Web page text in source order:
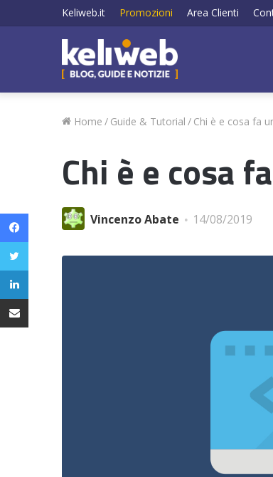
Keliweb.it Promozioni Area Clienti
Home / Guide & Tutorial / Chi è e cosa fa
Chi è e cosa
Vincenzo Abate 14/08/2019
Facebook
Twitter
LinkedIn
Condividi via email